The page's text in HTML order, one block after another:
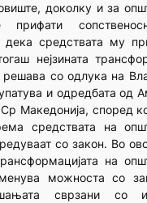
доколку и за
прифати
дека средствата му
нејзината
со одлука на
и одредбата од
Македонија, според
средствата на
со закон. Во
на
можноста со
сврзани со